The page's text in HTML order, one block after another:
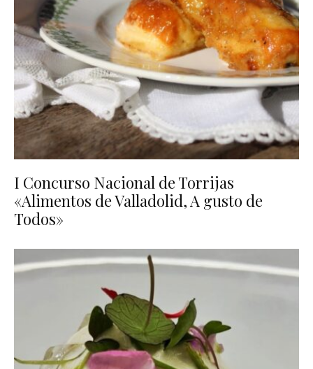
I Concurso Nacional de Torrijas
«Alimentos de Valladolid, A gusto de
Todos»